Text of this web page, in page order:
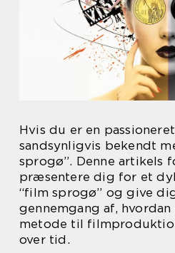
Hvis du er en
sandsynligvis bekendt
sprogø”. Denne artikels
præsentere dig for et
“film sprogø” og give
gennemgang af,
metode til
over tid.